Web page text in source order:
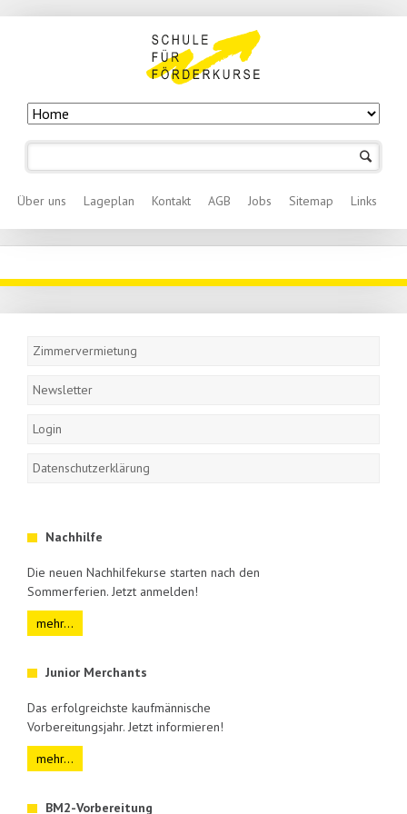
Navigation überspringen
Über uns Lageplan Kontakt AGB Jobs Sitemap Links
überspringen
Zimmervermietung
Newsletter
Login
Datenschutzerklärung
Nachhilfe
Die neuen Nachhilfekurse starten nach den
Sommerferien. Jetzt anmelden!
mehr...
Junior Merchants
Das erfolgreichste kaufmännische
Vorbereitungsjahr. Jetzt informieren!
mehr...
BM2-Vorbereitung